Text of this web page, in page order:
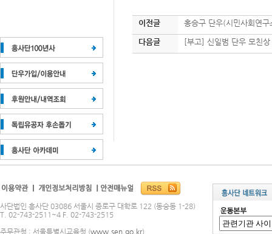
이전글 홍승구 단우(시민사회연
다음글 [부고] 신일범 단우 모친상
사단법인 흥사단 03086 서울시 종로구 대학로 122 (동숭동 1-28)
T. 02-743-2511~4 F. 02-743-2515
주무관청 : 서울특별시교육청 (www.sen.go.kr)